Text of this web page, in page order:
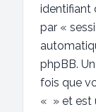
identifiant
par «
phpBB.
fois que
« » et est